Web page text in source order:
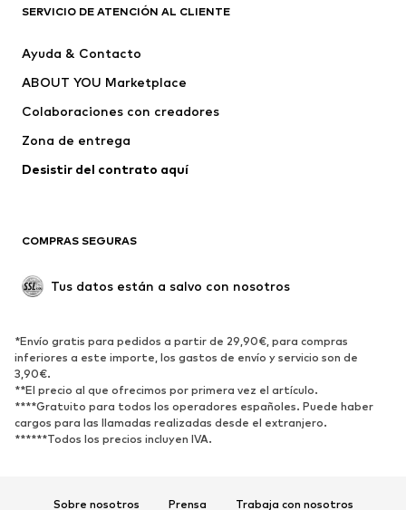
Camisetas
Jeans
Pantalones
Ropa interior
Jerséis y cárdigans
Trajes y chaquetas
Nuevo
Tendencia
Zapatos bajos
Zapatos deportivos
Zapatos abiertos
DEPORTE
Ropa deportiva
Disciplinas deportivas
Complementos deportivos
SERVICIO DE ATENCIÓN AL CLIENTE
Ayuda & Contacto
ABOUT YOU Marketplace
Colaboraciones con creadores
Zona de entrega
Desistir del contrato aquí
COMPRAS SEGURAS
Tus datos están a salvo con nosotros
*Envío gratis para pedidos a partir de 29,90€, para compras
inferiores a este importe, los gastos de envío y servicio son de
3,90€.
**El precio al que ofrecimos por primera vez el artículo.
****Gratuito para todos los operadores españoles. Puede haber
cargos para las llamadas realizadas desde el extranjero.
******Todos los precios incluyen IVA.
Sobre nosotros Prensa Trabaja con nosotros